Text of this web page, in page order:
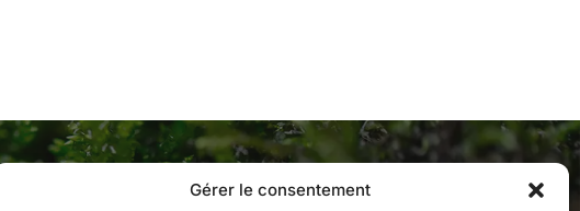
Gérer le consentement